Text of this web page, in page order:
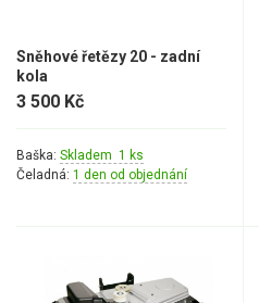
Sněhové řetězy 20 - zadní
kola
3 500 Kč
Baška: Skladem 1 ks
Čeladná: 1 den od objednání